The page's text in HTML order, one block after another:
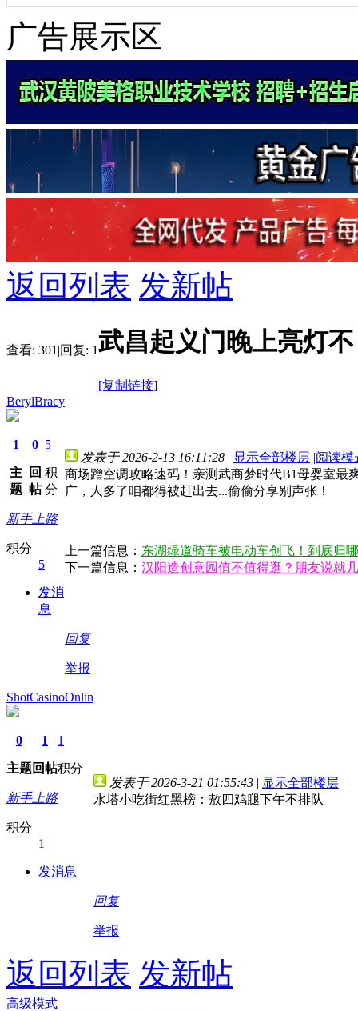
广告展示区
返回列表 发新帖
查看: 301 |回复: 1武昌起义门晚上亮灯
[复制链接]
BerylBracy
1
主
题
0
回
帖
5
积
分
新手上路
积分
5
发消
息
发表于 2026-2-13 16:11:28 | 显示全部楼层 |阅读模
商场蹭空调攻略速码！亲测武商梦时代B1母婴室
广，人多了咱都得被赶出去...偷偷分享别声张！
上一篇信息： 东湖绿道骑车被电动车创飞！到底归
下一篇信息： 汉阳造创意园值不值得逛？朋友说就
回复
举报
ShotCasinoOnlin
0
主题
1
回帖
1
积分
新手上路
积分
1
发消息
发表于 2026-3-21 01:55:43 | 显示全部楼层
水塔小吃街红黑榜：敖四鸡腿下午不排队
回复
举报
返回列表 发新帖
高级模式